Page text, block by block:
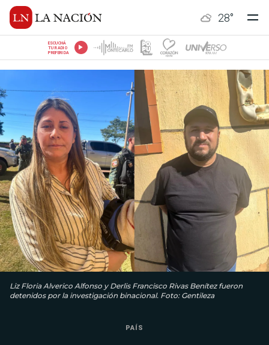
28°
ESCUCHÁ
TU RADIO
PREFERIDA
Liz Floria Alverico Alfonso y Derlis Francisco Rivas Benítez fueron
detenidos por la investigación binacional. Foto: Gentileza
PAÍS